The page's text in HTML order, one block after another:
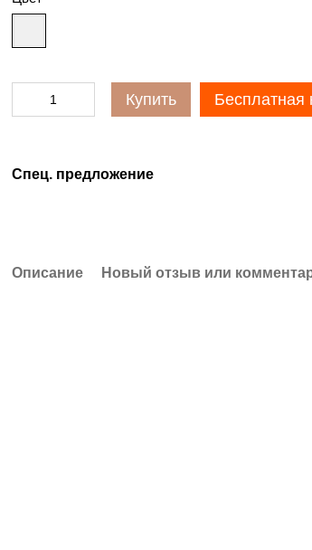
Купить Бесплатная
Спец. предложение
Описание Новый отзыв или